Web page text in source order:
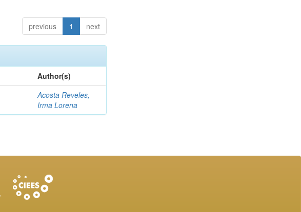
previous 1 next
Author(s)
Acosta Reveles,
Irma Lorena